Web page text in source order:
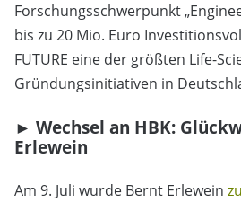
Forschungsschwerpunkt
bis zu 20 Mio. Euro
FUTURE eine der größten Life-
Gründungsinitiativen in
► Wechsel an HBK:
Erlewein
Am 9. Juli wurde Bernt Erlewein